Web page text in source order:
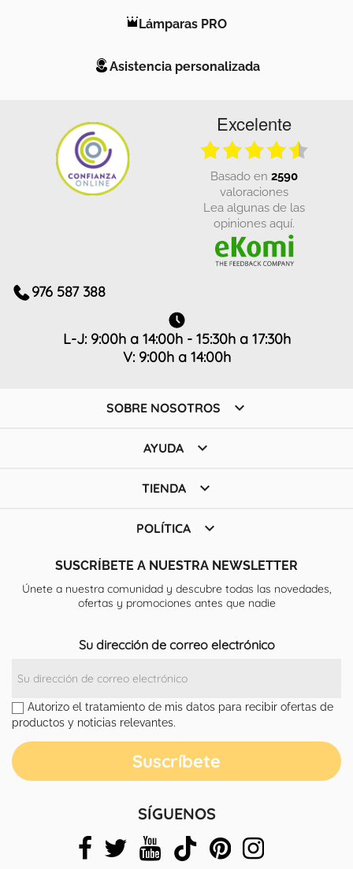
Lámparas PRO
Asistencia personalizada
Excelente
basado en 2590
valoraciones
Lea algunas de las
opiniones aquí.
976 587 388
L-J: 9:00h a 14:00h - 15:30h a 17:30h
V: 9:00h a 14:00h
SOBRE NOSOTROS 
AYUDA 
TIENDA 
POLÍTICA 
SUSCRÍBETE A NUESTRA NEWSLETTER
Únete a nuestra comunidad y descubre todas las novedades,
ofertas y promociones antes que nadie
Su dirección de correo electrónico
Autorizo el tratamiento de mis datos para recibir ofertas de
productos y noticias relevantes.
SÍGUENOS